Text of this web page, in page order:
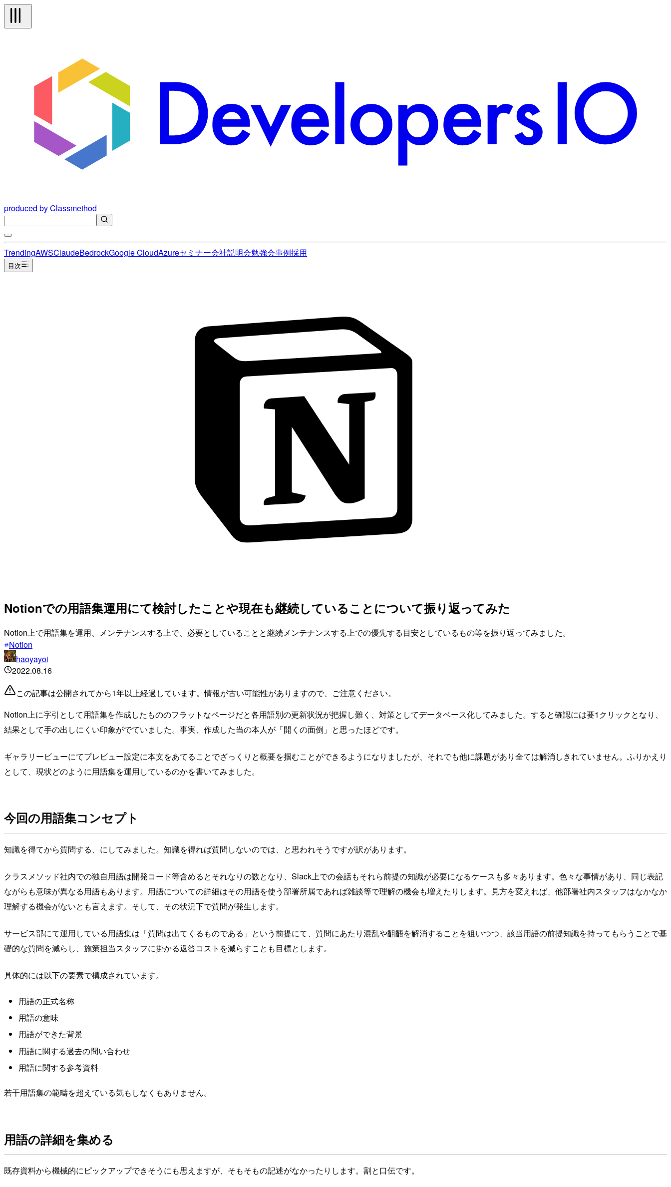
produced by Classmethod
TrendingAWSClaudeBedrockGoogle CloudAzureセミナー会社説明会勉強会事例採用
目次
Notionでの用語集運用にて検討したことや現在も継続していることについて振り返ってみた
Notion上で用語集を運用、メンテナンスする上で、必要としていることと継続メンテナンスする上での優先する目安としているもの等を振り返ってみました。
Notion
haoyayoi
2022.08.16
この記事は公開されてから1年以上経過しています。情報が古い可能性がありますので、ご注意ください。
Notion上に字引として用語集を作成したもののフラットなページだと各用語別の更新状況が把握し難く、対策としてデータベース化してみました。すると確認には要1クリックとなり、
結果として手の出しにくい印象がでていました。事実、作成した当の本人が「開くの面倒」と思ったほどです。
ギャラリービューにてプレビュー設定に本文をあてることでざっくりと概要を掴むことができるようになりましたが、それでも他に課題があり全ては解消しきれていません。ふりかえり
として、現状どのように用語集を運用しているのかを書いてみました。
今回の用語集コンセプト
知識を得てから質問する、にしてみました。知識を得れば質問しないのでは、と思われそうですが訳があります。
クラスメソッド社内での独自用語は開発コード等含めるとそれなりの数となり、Slack上での会話もそれら前提の知識が必要になるケースも多々あります。色々な事情があり、同じ表記
ながらも意味が異なる用語もあります。用語についての詳細はその用語を使う部署所属であれば雑談等で理解の機会も増えたりします。見方を変えれば、他部署社内スタッフはなかなか
理解する機会がないとも言えます。そして、その状況下で質問が発生します。
サービス部にて運用している用語集は「質問は出てくるものである」という前提にて、質問にあたり混乱や齟齬を解消することを狙いつつ、該当用語の前提知識を持ってもらうことで基
礎的な質問を減らし、施策担当スタッフに掛かる返答コストを減らすことも目標とします。
具体的には以下の要素で構成されています。
用語の正式名称
用語の意味
用語ができた背景
用語に関する過去の問い合わせ
用語に関する参考資料
若干用語集の範疇を超えている気もしなくもありません。
用語の詳細を集める
既存資料から機械的にピックアップできそうにも思えますが、そもそもの記述がなかったりします。割と口伝です。